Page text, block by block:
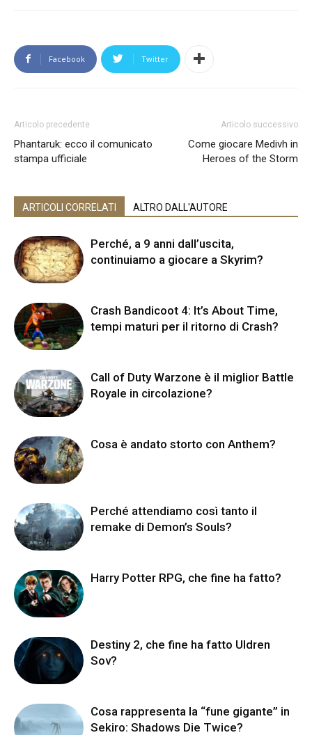
Facebook Twitter
Articolo precedente
Phantaruk: ecco il comunicato
stampa ufficiale
Articolo successivo
Come giocare Medivh in
Heroes of the Storm
ARTICOLI CORRELATI ALTRO DALL'AUTORE
Perché, a 9 anni dall’uscita,
continuiamo a giocare a Skyrim?
Crash Bandicoot 4: It’s About Time,
tempi maturi per il ritorno di Crash?
Call of Duty Warzone è il miglior Battle
Royale in circolazione?
Cosa è andato storto con Anthem?
Perché attendiamo così tanto il
remake di Demon’s Souls?
Harry Potter RPG, che fine ha fatto?
Destiny 2, che fine ha fatto Uldren
Sov?
Cosa rappresenta la “fune gigante” in
Sekiro: Shadows Die Twice?